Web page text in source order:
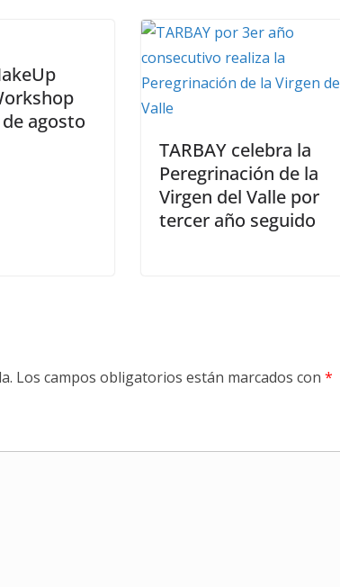
agosto
TARBAY celebra la
Peregrinación de la
Virgen del Valle por
tercer año seguido
Los campos obligatorios están marcados con *